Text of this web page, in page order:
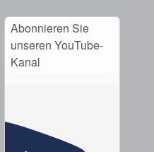
Abonnieren Sie
unseren YouTube-
Kanal